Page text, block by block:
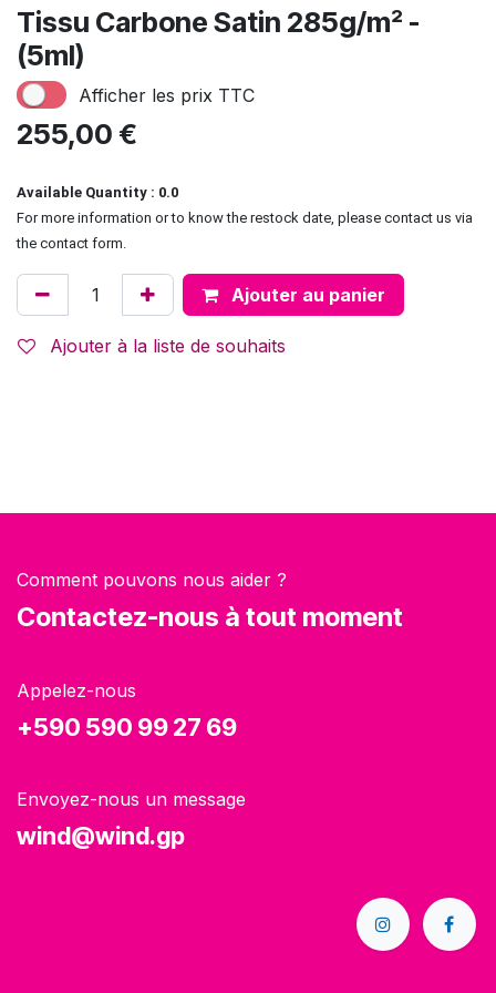
Tissu Carbone Satin 285g/m² -
(5ml)
Afficher les prix TTC
255,00 €
Available Quantity : 0.0
For more information or to know the restock date, please contact us via
the contact form.
Ajouter au panier
Ajouter à la liste de souhaits
Comment pouvons nous aider ?
Contactez-nous à tout moment
Appelez-nous
+590 590 99 27 69
Envoyez-nous un message
wind@wind.gp